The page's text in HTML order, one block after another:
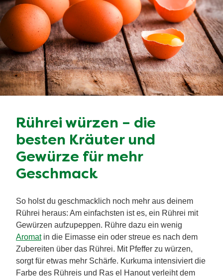
Rührei würzen – die
besten Kräuter und
Gewürze für mehr
Geschmack
So holst du geschmacklich noch mehr aus deinem
Rührei heraus: Am einfachsten ist es, ein Rührei mit
Gewürzen aufzupeppen. Rühre dazu ein wenig
Aromatin die Eimasse ein oder streue es nach dem
Zubereiten über das Rührei. Mit Pfeffer zu würzen,
sorgt für etwas mehr Schärfe. Kurkuma intensiviert die
Farbe des Rühreis und Ras el Hanout verleiht dem